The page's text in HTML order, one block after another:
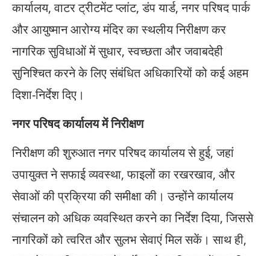
कार्यालय, वाटर ट्रीटमेंट प्लांट, डंप यार्ड, नगर परिषद पार्क
और आयुष्मान आरोग्य मंदिर का स्थलीय निरीक्षण कर
नागरिक सुविधाओं में सुधार, स्वच्छता और जवाबदेही
सुनिश्चित करने के लिए संबंधित अधिकारियों को कई अहम
दिशा-निर्देश दिए।
नगर परिषद कार्यालय में निरीक्षण
निरीक्षण की शुरुआत नगर परिषद कार्यालय से हुई, जहां
उपायुक्त ने सफाई व्यवस्था, फाइलों का रखरखाव, और
सेवाओं की प्रक्रिया की समीक्षा की। उन्होंने कार्यालय
संचालन को अधिक व्यवस्थित करने का निर्देश दिया, जिससे
नागरिकों को त्वरित और सुलभ सेवाएं मिल सकें। साथ ही,